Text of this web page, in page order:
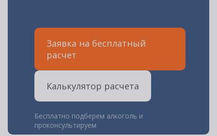
Заявка на бесплатный
расчет
Калькулятор расчета
Бесплатно подберем алкоголь и
проконсультируем